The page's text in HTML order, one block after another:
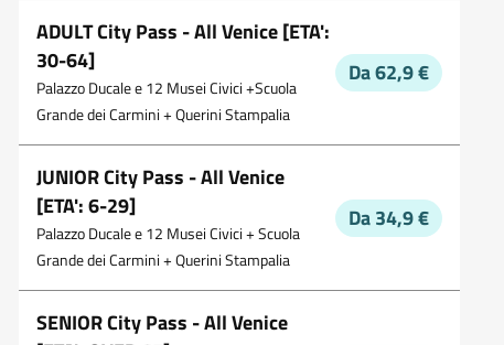
ADULT City Pass - All Venice [ETA':
30-64]
Palazzo Ducale e 12 Musei Civici +Scuola
Grande dei Carmini + Querini Stampalia
Da 62,9 €
JUNIOR City Pass - All Venice
[ETA': 6-29]
Palazzo Ducale e 12 Musei Civici + Scuola
Grande dei Carmini + Querini Stampalia
Da 34,9 €
SENIOR City Pass - All Venice